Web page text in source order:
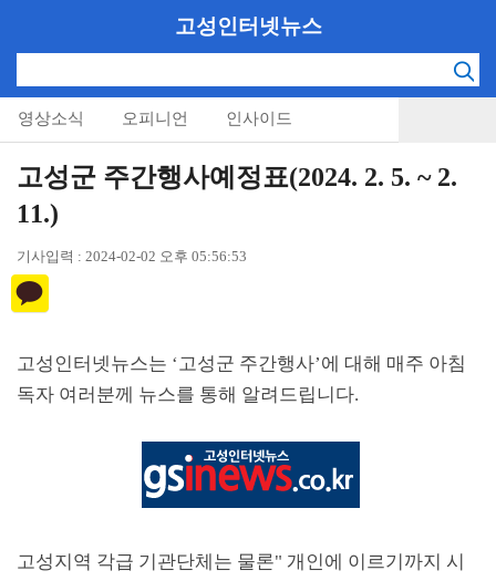
고성인터넷뉴스
영상소식 오피니언 인사이드
고성군 주간행사예정표(2024. 2. 5. ~ 2.
11.)
기사입력 : 2024-02-02 오후 05:56:53
고성인터넷뉴스는 ‘고성군 주간행사’에 대해 매주 아침
독자 여러분께 뉴스를 통해 알려드립니다.
고성지역 각급 기관단체는 물론" 개인에 이르기까지 시